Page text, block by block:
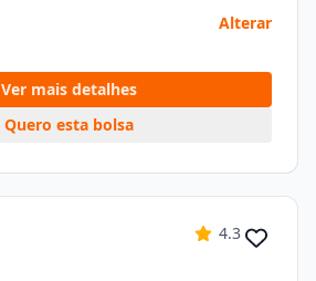
Alterar
Ver mais detalhes
Quero esta bolsa
4.3